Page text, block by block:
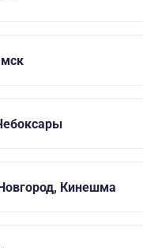
Кинешма